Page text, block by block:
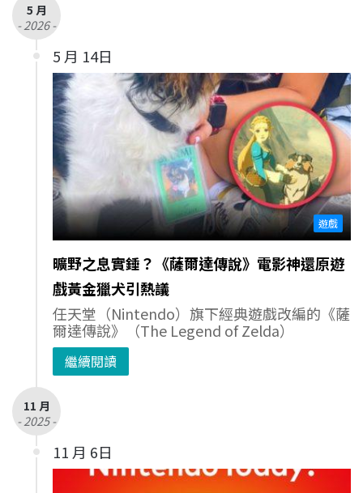
5 月
- 2026 -
5 月 14日
遊戲
曠野之息實錘？《薩爾達傳說》電影神還原遊
戲黃金獵犬引熱議
任天堂（Nintendo）旗下經典遊戲改編的《薩
爾達傳說》（The Legend of Zelda）
繼續閱讀
11 月
- 2025 -
11 月 6日